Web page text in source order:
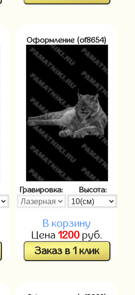
Оформление (of8654)
Гравировка: Высота:
В корзину
Цена 1200руб.
Заказ в 1 клик